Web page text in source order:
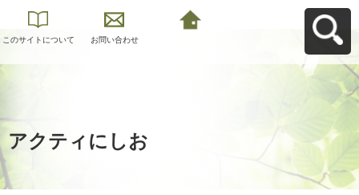
このサイトについて お問い合わせ
アクティにしお